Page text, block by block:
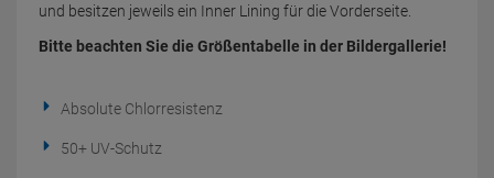
und besitzen jeweils ein Inner Lining für die Vorderseite.
Bitte beachten Sie die Größentabelle in der Bildergallerie!
Absolute Chlorresistenz
50+ UV-Schutz